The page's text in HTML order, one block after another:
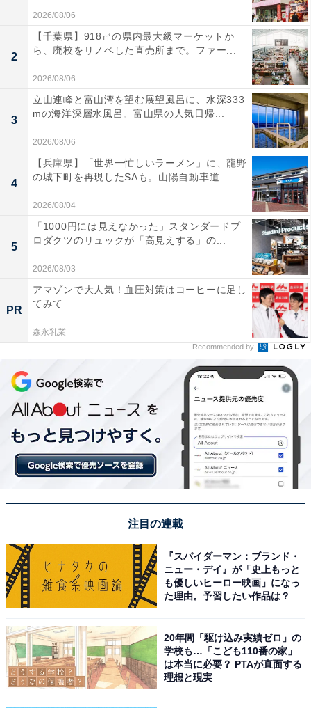
2026/08/06
2
【千葉県】918㎡の県内最大級マーケットか
ら、廃校をリノベした直売所まで。ファー...
2026/08/06
3
立山連峰と富山湾を望む展望風呂に、水深333
mの海洋深層水風呂。富山県の人気日帰...
2026/08/06
4
【兵庫県】「世界一忙しいラーメン」に、龍野
の城下町を再現したSAも。山陽自動車道...
2026/08/04
5
「1000円には見えなかった」スタンダードプ
ロダクツのリュックが「高見えする」の...
2026/08/03
PR
アマゾンで大人気！血圧対策はコーヒーに足し
てみて
森永乳業
Recommended by
注目の連載
『スパイダーマン：ブランド・
ニュー・デイ』が「史上もっと
も優しいヒーロー映画」になっ
た理由。予習したい作品は？
20年間「駆け込み実績ゼロ」の
学校も…「こども110番の家」
は本当に必要？ PTAが直面する
理想と現実